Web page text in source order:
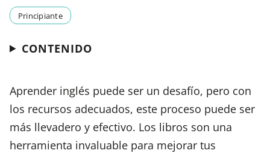
Principiante
CONTENIDO
Aprender inglés puede ser un desafío, pero con
los recursos adecuados, este proceso puede ser
más llevadero y efectivo. Los libros son una
herramienta invaluable para mejorar tus